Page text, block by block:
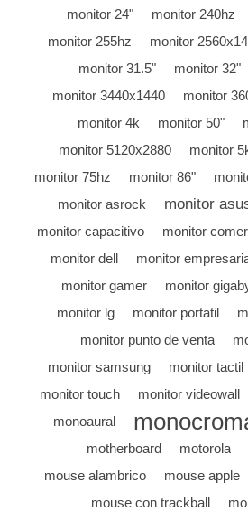
monitor 24"
monitor 240hz
monitor 255hz
monitor
monitor 31.5" monitor 32"
monitor 3440x1440
monitor
monitor 4k
monitor 50"
monitor 5120x2880
monitor
monitor 75hz
monitor 86"
monitor asrock
monitor
monitor capacitivo
monitor
monitor dell
monitor
monitor gamer
monitor
monitor lg
monitor portatil
monitor punto de venta
monitor samsung
monitor tactil
monitor touch
monitor videowall
monoaural
motherboard
motorola
mouse alambrico mouse apple
mouse con trackball